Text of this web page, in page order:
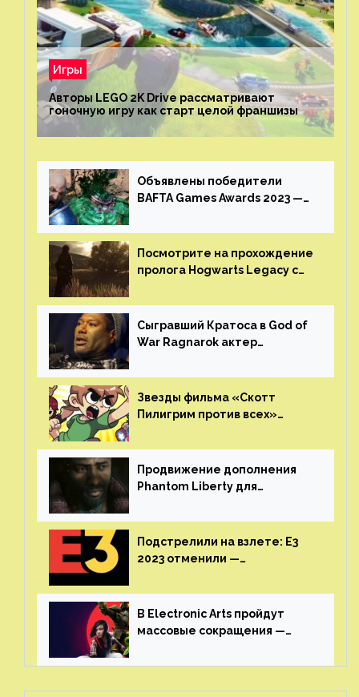
Игры
Авторы LEGO 2K Drive рассматривают
гоночную игру как старт целой франшизы
Объявлены победители
BAFTA Games Awards 2023 —
получила шесть наград
Посмотрите на прохождение
пролога Hogwarts Legacy с
GamesVoice показала первые
результаты своего труда
Сыгравший Кратоса в God of
War Ragnarok актер
игроков прекратить
консольные войны
Звезды фильма «Скотт
Пилигрим против всех»
аниме от Netflix
Продвижение дополнения
Phantom Liberty для
июне
Подстрелили на взлете: E3
2023 отменили —
выставка не вернется
В Electronic Arts пройдут
массовые сокращения —
реструктуризацию